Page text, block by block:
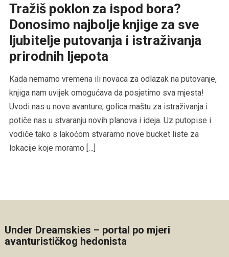
Tražiš poklon za ispod bora?
Donosimo najbolje knjige za sve
ljubitelje putovanja i istraživanja
prirodnih ljepota
Kada nemamo vremena ili novaca za odlazak na putovanje,
knjiga nam uvijek omogućava da posjetimo sva mjesta!
Uvodi nas u nove avanture, golica maštu za istraživanja i
potiče nas u stvaranju novih planova i ideja. Uz putopise i
vodiče tako s lakoćom stvaramo nove bucket liste za
lokacije koje moramo […]
Under Dreamskies – portal po mjeri
avanturističkog hedonista